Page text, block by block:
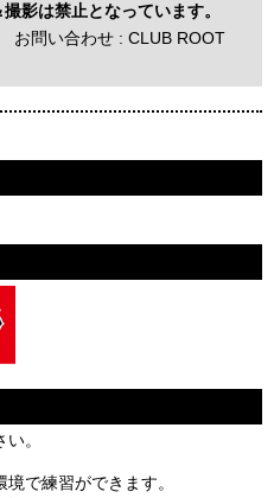
影は禁止となっています。
お問い合わせ : CLUB ROOT
。
で練習ができます。